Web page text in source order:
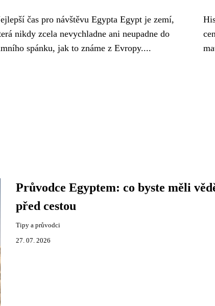
čas pro návštěvu Egypta Egypt je zemí,
nikdy zcela nevychladne ani neupadne do
spánku, jak to známe z Evropy....
Průvodce Egyptem: co byste měli
před cestou
Tipy a průvodci
27. 07. 2026